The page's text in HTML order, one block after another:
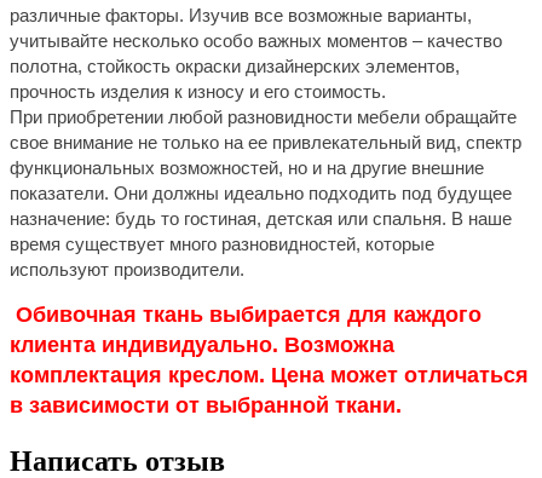
различные факторы. Изучив все возможные варианты,
учитывайте несколько особо важных моментов – качество
полотна, стойкость окраски дизайнерских элементов,
прочность изделия к износу и его стоимость.
При приобретении любой разновидности мебели обращайте
свое внимание не только на ее привлекательный вид, спектр
функциональных возможностей, но и на другие внешние
показатели. Они должны идеально подходить под будущее
назначение: будь то гостиная, детская или спальня. В наше
время существует много разновидностей, которые
используют производители.
Обивочная ткань выбирается для каждого
клиента индивидуально. Возможна
комплектация креслом. Цена может отличаться
в зависимости от выбранной ткани.
Написать отзыв